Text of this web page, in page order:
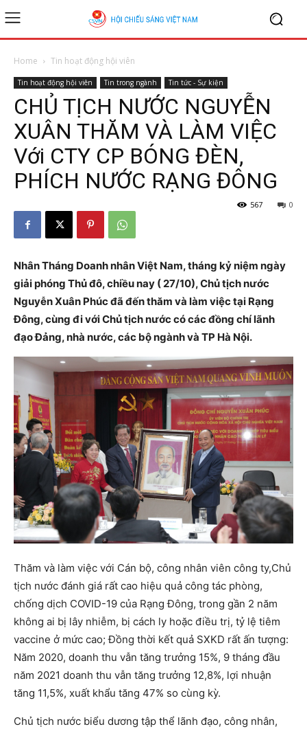
Home Tin hoạt động hội viên
Tin hoạt động hội viên Tin trong ngành Tin tức - Sự kiện
CHỦ TỊCH NƯỚC NGUYỄN
XUÂN THĂM VÀ LÀM VIỆC
Với CTY CP BÓNG ĐÈN,
PHÍCH NƯỚC RẠNG ĐÔNG
0
567
Nhân Tháng Doanh nhân Việt Nam, tháng kỷ niệm ngày
giải phóng Thủ đô, chiều nay ( 27/10), Chủ tịch nước
Nguyễn Xuân Phúc đã đến thăm và làm việc tại Rạng
Đông, cùng đi với Chủ tịch nước có các đồng chí lãnh
đạo Đảng, nhà nước, các bộ ngành và TP Hà Nội.
Thăm và làm việc với Cán bộ, công nhân viên công ty,Chủ
tịch nước đánh giá rất cao hiệu quả công tác phòng,
chống dịch COVID-19 của Rạng Đông, trong gần 2 năm
không ai bị lây nhiễm, bị cách ly hoặc điều trị, tỷ lệ tiêm
vaccine ở mức cao; Đồng thời kết quả SXKD rất ấn tượng:
Năm 2020, doanh thu vẫn tăng trưởng 15%, 9 tháng đầu
năm 2021 doanh thu vẫn tăng trưởng 12,8%, lợi nhuận
tăng 11,5%, xuất khẩu tăng 47% so cùng kỳ.
Chủ tịch nước biểu dương tập thể lãnh đạo, công nhân,